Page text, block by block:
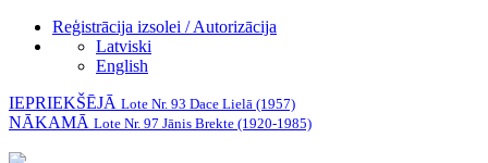
Reģistrācija izsolei / Autorizācija
Latviski
English
IEPRIEKŠĒJĀ Lote Nr. 93 Dace Lielā (1957)
NĀKAMĀ Lote Nr. 97 Jānis Brekte (1920-1985)